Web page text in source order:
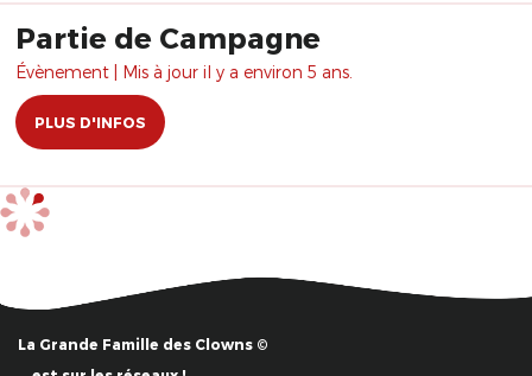
Partie de Campagne
Évènement | Mis à jour il y a environ 5 ans.
PLUS D'INFOS
La Grande Famille des Clowns ©